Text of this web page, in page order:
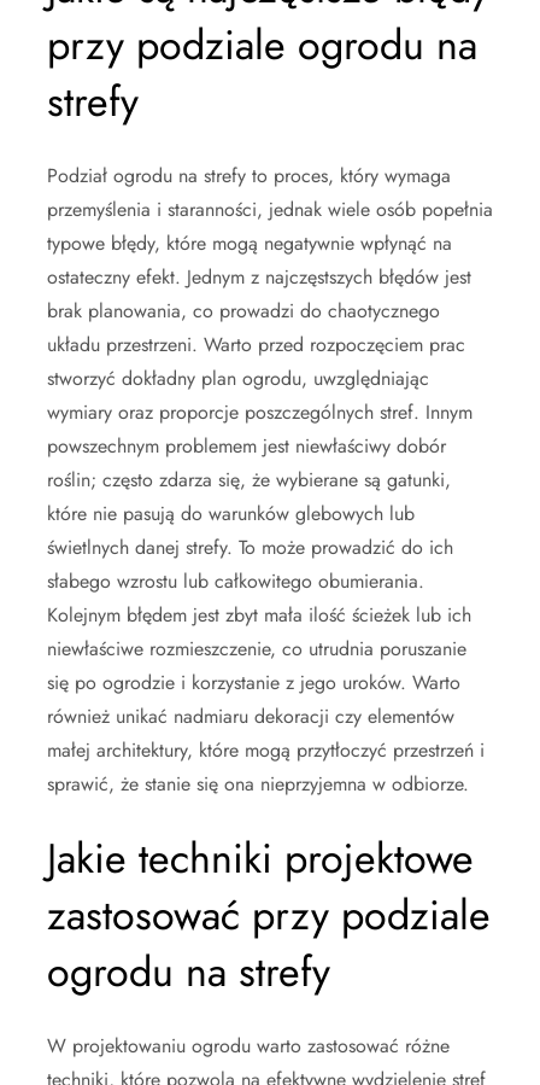
przy podziale ogrodu na
strefy
Podział ogrodu na strefy to proces, który wymaga
przemyślenia i staranności, jednak wiele osób popełnia
typowe błędy, które mogą negatywnie wpłynąć na
ostateczny efekt. Jednym z najczęstszych błędów jest
brak planowania, co prowadzi do chaotycznego
układu przestrzeni. Warto przed rozpoczęciem prac
stworzyć dokładny plan ogrodu, uwzględniając
wymiary oraz proporcje poszczególnych stref. Innym
powszechnym problemem jest niewłaściwy dobór
roślin; często zdarza się, że wybierane są gatunki,
które nie pasują do warunków glebowych lub
świetlnych danej strefy. To może prowadzić do ich
słabego wzrostu lub całkowitego obumierania.
Kolejnym błędem jest zbyt mała ilość ścieżek lub ich
niewłaściwe rozmieszczenie, co utrudnia poruszanie
się po ogrodzie i korzystanie z jego uroków. Warto
również unikać nadmiaru dekoracji czy elementów
małej architektury, które mogą przytłoczyć przestrzeń i
sprawić, że stanie się ona nieprzyjemna w odbiorze.
Jakie techniki projektowe
zastosować przy podziale
ogrodu na strefy
W projektowaniu ogrodu warto zastosować różne
techniki, które pozwolą na efektywne wydzielenie stref